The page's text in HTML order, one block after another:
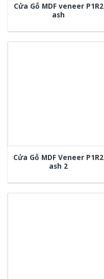
Cửa Gỗ MDF veneer P1R2
ash
Cửa Gỗ MDF Veneer P1R2
ash 2